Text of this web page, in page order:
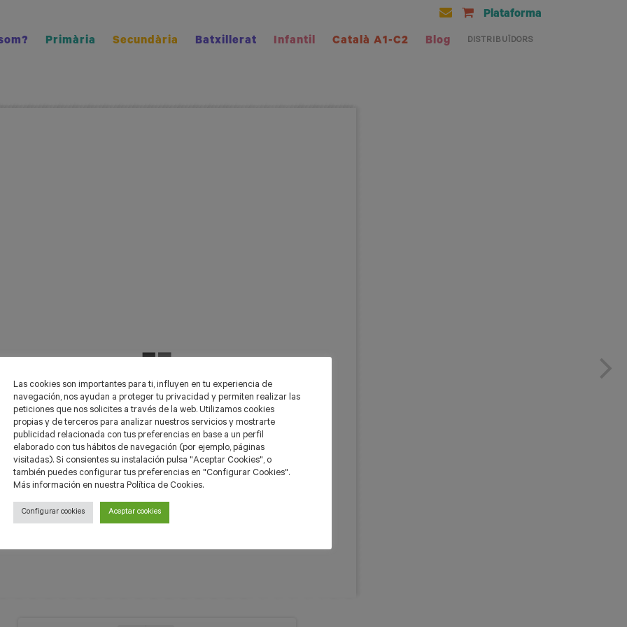
Plataforma
Primària Secundària Batxillerat Infantil Català A1-C2 Blog DISTRIBUÏDORS
Las cookies son importantes para ti, influyen en tu experiencia de
navegación, nos ayudan a proteger tu privacidad y permiten realizar las
peticiones que nos solicites a través de la web. Utilizamos cookies
propias y de terceros para analizar nuestros servicios y mostrarte
publicidad relacionada con tus preferencias en base a un perfil
elaborado con tus hábitos de navegación (por ejemplo, páginas
visitadas). Si consientes su instalación pulsa "Aceptar Cookies", o
también puedes configurar tus preferencias en "Configurar Cookies".
Más información en nuestra Política de Cookies.
Configurar cookies Aceptar cookies